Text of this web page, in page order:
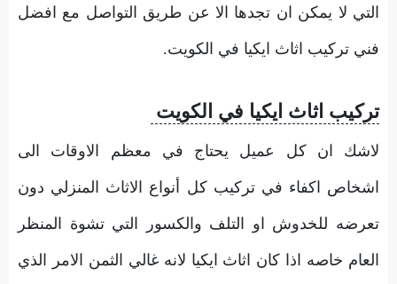
التي لا يمكن ان تجدها الا عن طريق التواصل مع افضل
فني تركيب اثاث ايكيا في الكويت.
تركيب اثاث ايكيا في الكويت
لاشك ان كل عميل يحتاج في معظم الاوقات الى
اشخاص اكفاء في تركيب كل أنواع الاثاث المنزلي دون
تعرضه للخدوش او التلف والكسور التي تشوة المنظر
العام خاصه اذا كان اثاث ايكيا لانه غالي الثمن الامر الذي